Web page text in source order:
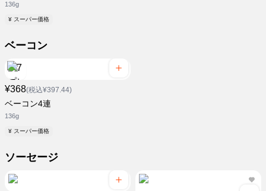
136g
¥ スーパー価格
ベーコン
¥368(税込¥397.44)
ベーコン4連
136g
¥ スーパー価格
ソーセージ